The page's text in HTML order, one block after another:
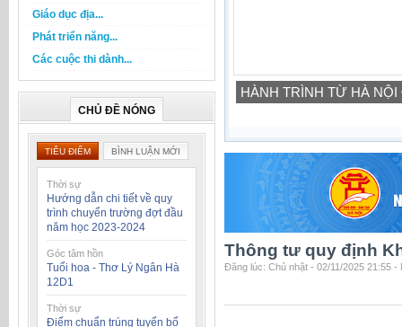
Giáo dục địa...
Phát triển năng...
Các cuộc thi dành...
CHỦ ĐỀ NÓNG
TIÊU ĐIỂM BÌNH LUẬN MỚI
Thời sự
Hướng dẫn chi tiết về quy
trình chuyển trường đợt đầu
năm học 2023-2024
Góc tâm hồn
Tuổi hoa - Thơ Lý Ngân Hà
12D1
Thời sự
Điểm chuẩn trúng tuyển bổ
HÀNH TRÌNH TỪ HÀ
Thông tư quy định
Đăng lúc: Chủ nhật - 02/11/2025 21:55